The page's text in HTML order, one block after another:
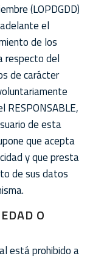
(LOPDGDD)
el
de los
respecto del
de carácter
RESPONSABLE,
de esta
que acepta
y que presta
de sus datos
O
está prohibido a